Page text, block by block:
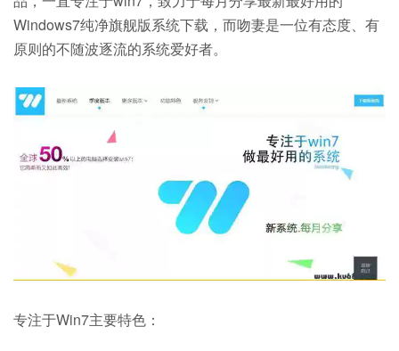
Windows7纯净旗舰版系统下载，而吻妻是一位有态度、有
原则的不随波逐流的系统爱好者。
专注于Win7主要特色：